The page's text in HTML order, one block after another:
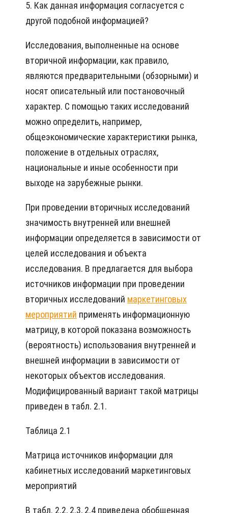
5. Как данная информация согласуется с
другой подобной информацией?
Исследования, выполненные на основе
вторичной информации, как правило,
являются предварительными (обзорными) и
носят описательный или постановочный
характер. С помощью таких исследований
можно определить, например,
общеэкономические характеристики рынка,
положение в отдельных отраслях,
национальные и иные особенности при
выходе на зарубежные рынки.
При проведении вторичных исследований
значимость внутренней или внешней
информации определяется в зависимости от
целей исследования и объекта
исследования. В предлагается для выбора
источников информации при проведении
вторичных исследований маркетинговых
мероприятий применять информационную
матрицу, в которой показана возможность
(вероятность) использования внутренней и
внешней информации в зависимости от
некоторых объектов исследования.
Модифицированный вариант такой матрицы
приведен в табл. 2.1.
Таблица 2.1
Матрица источников информации для
кабинетных исследований маркетинговых
мероприятий
В табл. 2.2, 2.3, 2.4 приведена обобщенная